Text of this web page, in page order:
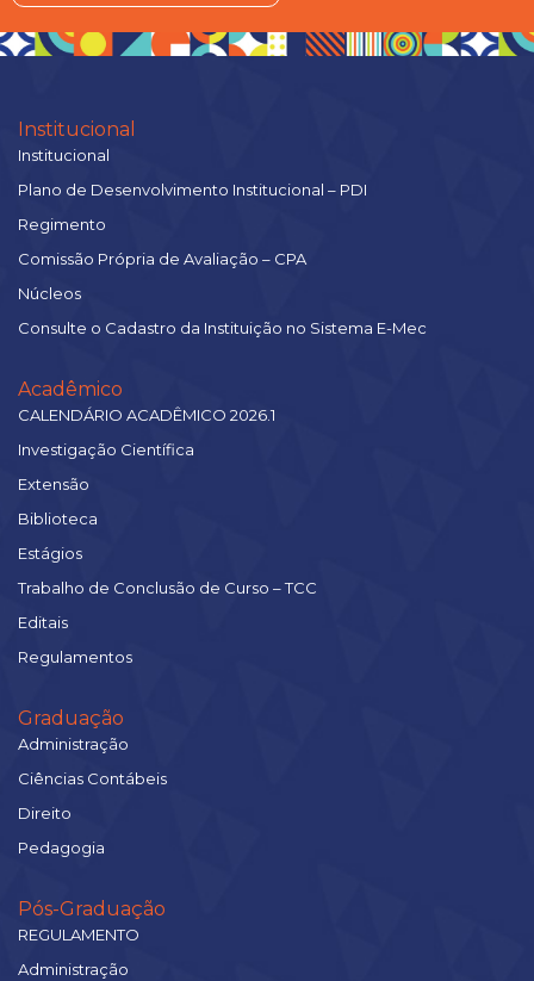
Institucional
Institucional
Plano de Desenvolvimento Institucional – PDI
Regimento
Comissão Própria de Avaliação – CPA
Núcleos
Consulte o Cadastro da Instituição no Sistema E-Mec
Acadêmico
CALENDÁRIO ACADÊMICO 2026.1
Investigação Científica
Extensão
Biblioteca
Estágios
Trabalho de Conclusão de Curso – TCC
Editais
Regulamentos
Graduação
Administração
Ciências Contábeis
Direito
Pedagogia
Pós-Graduação
REGULAMENTO
Administração